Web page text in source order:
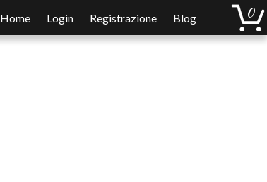
Home Login Registrazione Blog